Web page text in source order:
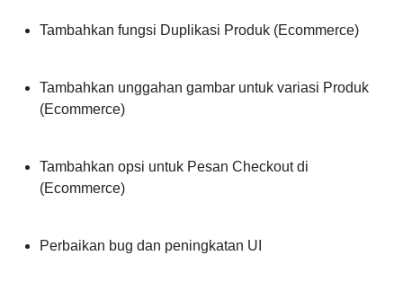
Tambahkan fungsi Duplikasi Produk (Ecommerce)
Tambahkan unggahan gambar untuk variasi Produk
(Ecommerce)
Tambahkan opsi untuk Pesan Checkout di
(Ecommerce)
Perbaikan bug dan peningkatan UI